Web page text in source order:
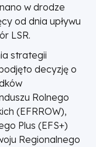
w drodze
od dnia upływu
LSR.
strategii
decyzję o
Rolnego
(EFRROW),
Plus (EFS+)
Regionalnego